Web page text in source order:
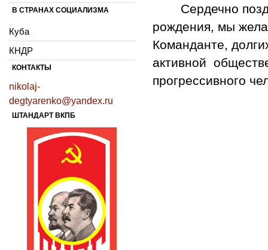
Сердечно
рождения, мы
Команданте,
активной
прогрессивного
В СТРАНАХ СОЦИАЛИЗМА
Куба
КНДР
КОНТАКТЫ
nikolaj-
degtyarenko@yandex.ru
ШТАНДАРТ ВКПБ